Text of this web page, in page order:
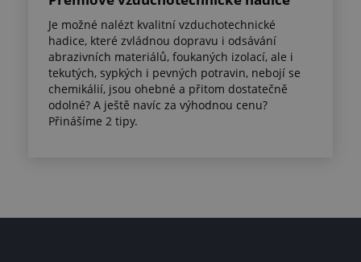
Je možné nalézt kvalitní vzduchotechnické
hadice, které zvládnou dopravu i odsávání
abrazivních materiálů, foukaných izolací, ale i
tekutých, sypkých i pevných potravin, nebojí se
chemikálií, jsou ohebné a přitom dostatečně
odolné? A ještě navíc za výhodnou cenu?
Přinášíme 2 tipy.